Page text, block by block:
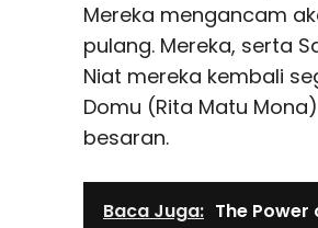
Mereka mengancam
pulang. Mereka, serta
Niat mereka kembali
Domu (Rita Matu
besaran.
Baca Juga: The